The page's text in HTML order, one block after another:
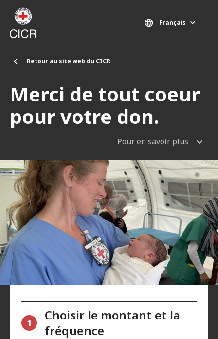
Aller au contenu principal
Retour au site web du CICR
Français
Merci de tout coeur
pour votre don.
Pour en savoir plus
1
Choisir le montant et la
fréquence